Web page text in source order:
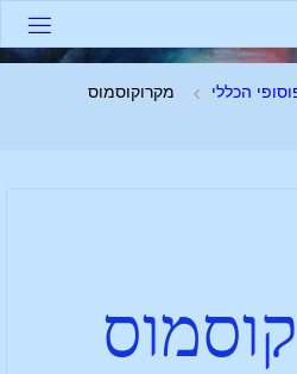
הכללי
מקרוקוסמוס